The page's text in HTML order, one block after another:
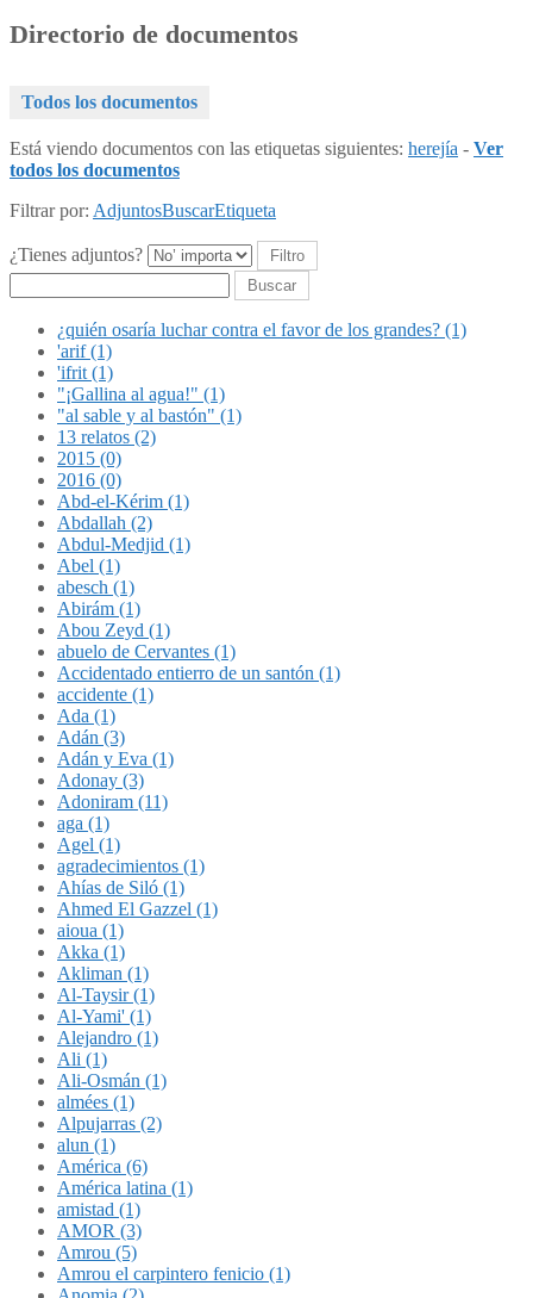
Directorio de documentos
Todos los documentos
Está viendo documentos con las etiquetas siguientes: herejía - Ver
todos los documentos
Filtrar por: AdjuntosBuscarEtiqueta
¿Tienes adjuntos?
Buscar
¿quién osaría luchar contra el favor de los grandes? (1)
'arif (1)
'ifrit (1)
"¡Gallina al agua!" (1)
"al sable y al bastón" (1)
13 relatos (2)
2015 (0)
2016 (0)
Abd-el-Kérim (1)
Abdallah (2)
Abdul-Medjid (1)
Abel (1)
abesch (1)
Abirám (1)
Abou Zeyd (1)
abuelo de Cervantes (1)
Accidentado entierro de un santón (1)
accidente (1)
Ada (1)
Adán (3)
Adán y Eva (1)
Adonay (3)
Adoniram (11)
aga (1)
Agel (1)
agradecimientos (1)
Ahías de Siló (1)
Ahmed El Gazzel (1)
aioua (1)
Akka (1)
Akliman (1)
Al-Taysir (1)
Al-Yami' (1)
Alejandro (1)
Ali (1)
Ali-Osmán (1)
almées (1)
Alpujarras (2)
alun (1)
América (6)
América latina (1)
amistad (1)
AMOR (3)
Amrou (5)
Amrou el carpintero fenicio (1)